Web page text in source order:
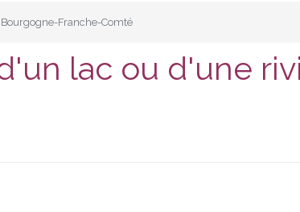
Bourgogne-Franche-Comté
lac ou d'une